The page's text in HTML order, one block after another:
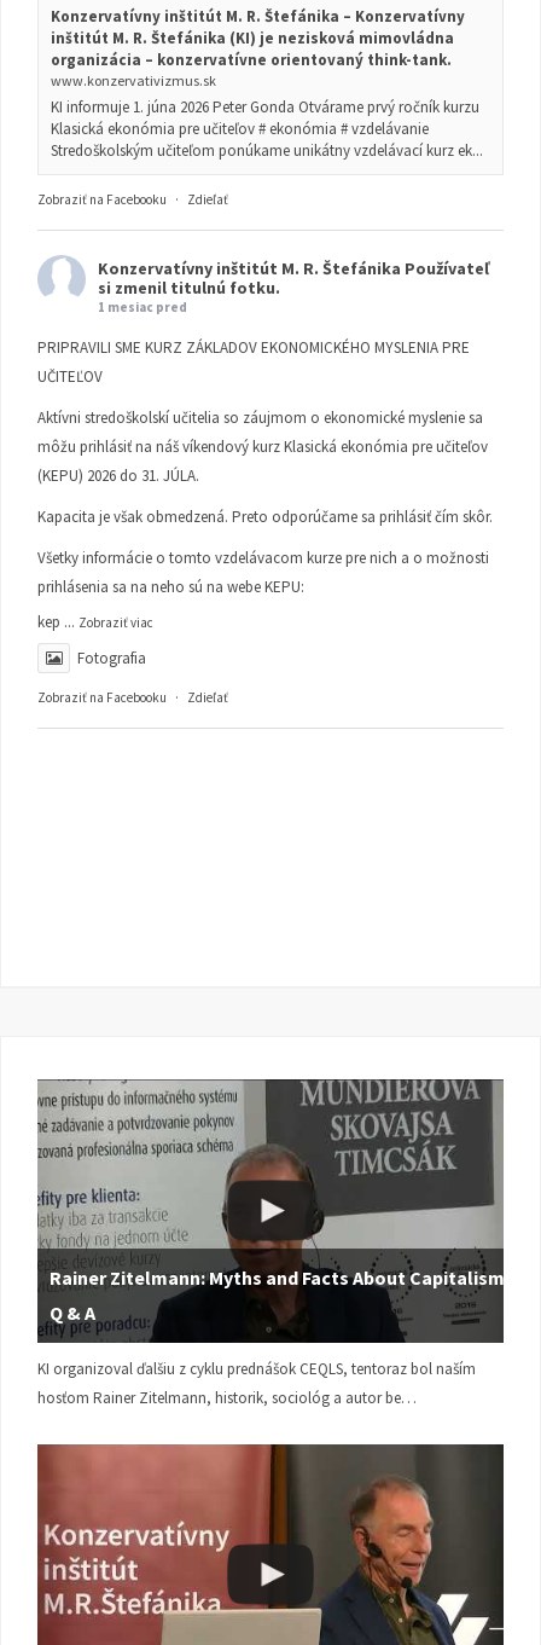
Konzervatívny inštitút M. R. Štefánika – Konzervatívny
inštitút M. R. Štefánika (KI) je nezisková mimovládna
organizácia – konzervatívne orientovaný think-tank.
www.konzervativizmus.sk
KI informuje 1. júna 2026 Peter Gonda Otvárame prvý ročník kurzu
Klasická ekonómia pre učiteľov # ekonómia # vzdelávanie
Stredoškolským učiteľom ponúkame unikátny vzdelávací kurz ek...
Zobraziť na Facebooku · Zdieľať
Konzervatívny inštitút M. R. Štefánika Používateľ
si zmenil titulnú fotku.
1 mesiac pred
PRIPRAVILI SME KURZ ZÁKLADOV EKONOMICKÉHO MYSLENIA PRE
UČITEĽOV
Aktívni stredoškolskí učitelia so záujmom o ekonomické myslenie sa
môžu prihlásiť na náš víkendový kurz Klasická ekonómia pre učiteľov
(KEPU) 2026 do 31. JÚLA.
Kapacita je však obmedzená. Preto odporúčame sa prihlásiť čím skôr.
Všetky informácie o tomto vzdelávacom kurze pre nich a o možnosti
prihlásenia sa na neho sú na webe KEPU:
kep ... Zobraziť viac
Fotografia
Zobraziť na Facebooku · Zdieľať
Rainer Zitelmann: Myths and Facts About Capitalism |
Q & A
KI organizoval ďalšiu z cyklu prednášok CEQLS, tentoraz bol naším
hosťom Rainer Zitelmann, historik, sociológ a autor be…